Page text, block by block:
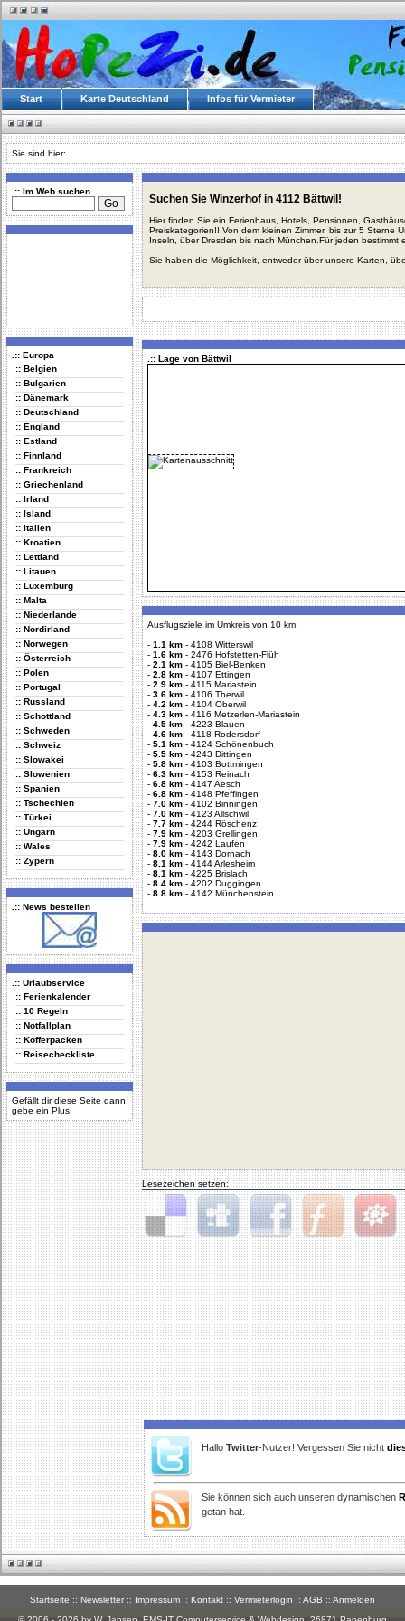
Start Karte Deutschland Infos für Vermieter
Sie sind hier:
.:: Im Web suchen
.:: Europa
:: Belgien
:: Bulgarien
:: Dänemark
:: Deutschland
:: England
:: Estland
:: Finnland
:: Frankreich
:: Griechenland
:: Irland
:: Island
:: Italien
:: Kroatien
:: Lettland
:: Litauen
:: Luxemburg
:: Malta
:: Niederlande
:: Nordirland
:: Norwegen
:: Österreich
:: Polen
:: Portugal
:: Russland
:: Schottland
:: Schweden
:: Schweiz
:: Slowakei
:: Slowenien
:: Spanien
:: Tschechien
:: Türkei
:: Ungarn
:: Wales
:: Zypern
.:: News bestellen
.:: Urlaubservice
:: Ferienkalender
:: 10 Regeln
:: Notfallplan
:: Kofferpacken
:: Reisecheckliste
Gefällt dir diese Seite dann
gebe ein Plus!
Suchen Sie Winzerhof in 4112 Bättwil!
Hier finden Sie ein Ferienhaus, Hotels, Pensionen,
Preiskategorien!! Von dem kleinen Zimmer, bis zur 5 Sterne
Inseln, über Dresden bis nach München.Für jeden bestimmt
Sie haben die Möglichkeit, entweder über unsere Karten,
.:: Lage von Bättwil
Ausflugsziele im Umkreis von 10 km:
- 1.1 km - 4108 Witterswil
- 1.6 km - 2476 Hofstetten-Flüh
- 2.1 km - 4105 Biel-Benken
- 2.8 km - 4107 Ettingen
- 2.9 km - 4115 Mariastein
- 3.6 km - 4106 Therwil
- 4.2 km - 4104 Oberwil
- 4.3 km - 4116 Metzerlen-Mariastein
- 4.5 km - 4223 Blauen
- 4.6 km - 4118 Rodersdorf
- 5.1 km - 4124 Schönenbuch
- 5.5 km - 4243 Dittingen
- 5.8 km - 4103 Bottmingen
- 6.3 km - 4153 Reinach
- 6.8 km - 4147 Aesch
- 6.8 km - 4148 Pfeffingen
- 7.0 km - 4102 Binningen
- 7.0 km - 4123 Allschwil
- 7.7 km - 4244 Röschenz
- 7.9 km - 4203 Grellingen
- 7.9 km - 4242 Laufen
- 8.0 km - 4143 Dornach
- 8.1 km - 4144 Arlesheim
- 8.1 km - 4225 Brislach
- 8.4 km - 4202 Duggingen
- 8.8 km - 4142 Münchenstein
Lesezeichen setzen:
Delicious Digg Facebook Furl StudiVZ
Hallo Twitter-Nutzer! Vergessen Sie nicht
Sie können sich auch unseren dynamischen
getan hat.
Startseite :: Newsletter :: Impressum :: Kontakt :: Vermieterlogin :: AGB :: Anmelden